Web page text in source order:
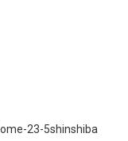
23-5shinshiba